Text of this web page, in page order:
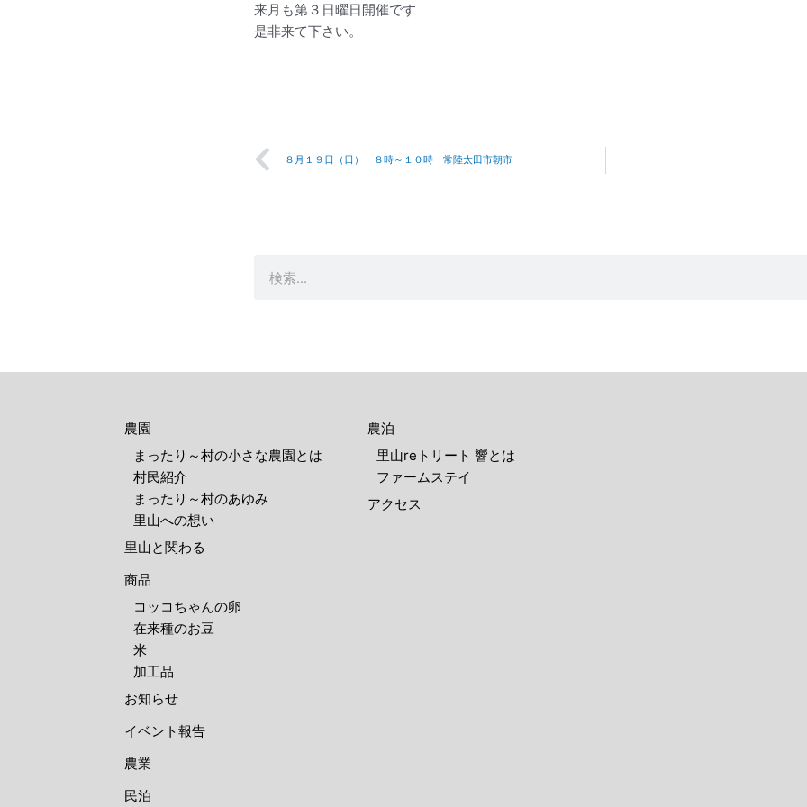
来月も第３日曜日開催です
是非来て下さい。
Prev
８月１９日（日） ８時～１０時 常陸太田市朝市
農園
まったり～村の小さな農園とは
村民紹介
まったり～村のあゆみ
里山への想い
里山と関わる
商品
コッコちゃんの卵
在来種のお豆
米
加工品
お知らせ
イベント報告
農業
民泊
農泊
里山reトリート 響とは
ファームステイ
アクセス